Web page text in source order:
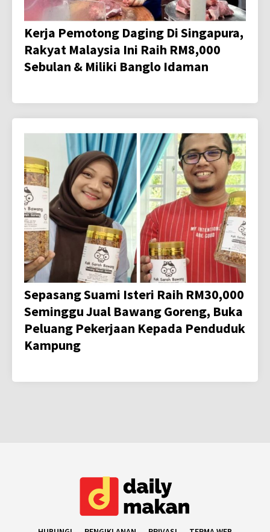
Kerja Pemotong Daging Di Singapura,
Rakyat Malaysia Ini Raih RM8,000
Sebulan & Miliki Banglo Idaman
Sepasang Suami Isteri Raih RM30,000
Seminggu Jual Bawang Goreng, Buka
Peluang Pekerjaan Kepada Penduduk
Kampung